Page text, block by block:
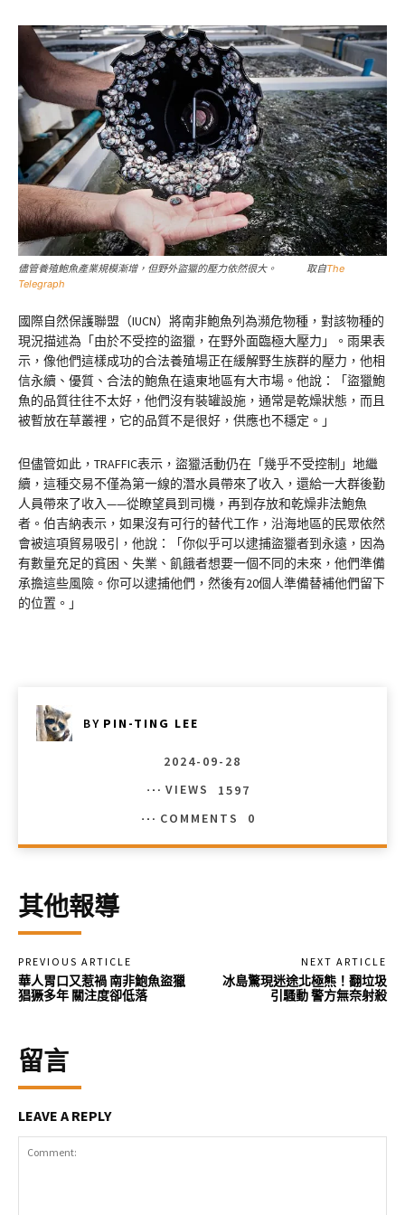
儘管養殖鮑魚產業規模漸增，但野外盜獵的壓力依然很大。 取自The
Telegraph
國際自然保護聯盟（IUCN）將南非鮑魚列為瀕危物種，對該物種的
現況描述為「由於不受控的盜獵，在野外面臨極大壓力」。雨果表
示，像他們這樣成功的合法養殖場正在緩解野生族群的壓力，他相
信永續、優質、合法的鮑魚在遠東地區有大市場。他說：「盜獵鮑
魚的品質往往不太好，他們沒有裝罐設施，通常是乾燥狀態，而且
被暫放在草叢裡，它的品質不是很好，供應也不穩定。」
但儘管如此，TRAFFIC表示，盜獵活動仍在「幾乎不受控制」地繼
續，這種交易不僅為第一線的潛水員帶來了收入，還給一大群後勤
人員帶來了收入——從瞭望員到司機，再到存放和乾燥非法鮑魚
者。伯吉納表示，如果沒有可行的替代工作，沿海地區的民眾依然
會被這項貿易吸引，他說：「你似乎可以逮捕盜獵者到永遠，因為
有數量充足的貧困、失業、飢餓者想要一個不同的未來，他們準備
承擔這些風險。你可以逮捕他們，然後有20個人準備替補他們留下
的位置。」
BY PIN-TING LEE
2024-09-28
VIEWS
1597
COMMENTS
0
其他報導
PREVIOUS ARTICLE
華人胃口又惹禍 南非鮑魚盜獵
猖獗多年 關注度卻低落
NEXT ARTICLE
冰島驚現迷途北極熊！翻垃圾
引騷動 警方無奈射殺
留言
LEAVE A REPLY